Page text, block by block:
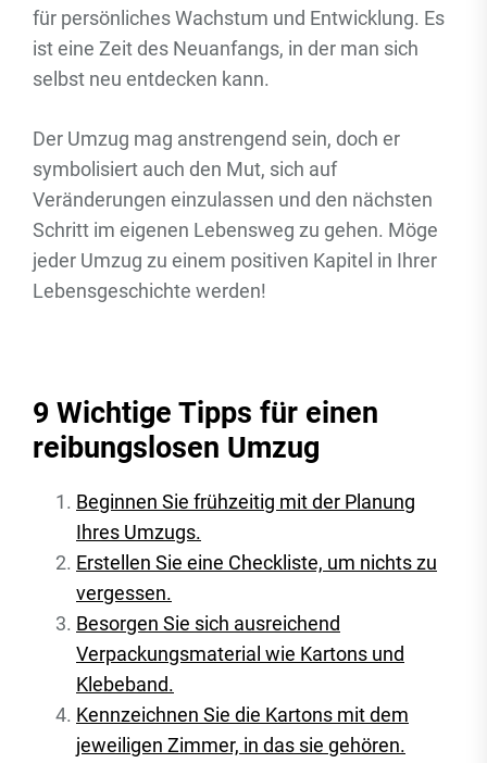
für persönliches Wachstum und Entwicklung. Es
ist eine Zeit des Neuanfangs, in der man sich
selbst neu entdecken kann.
Der Umzug mag anstrengend sein, doch er
symbolisiert auch den Mut, sich auf
Veränderungen einzulassen und den nächsten
Schritt im eigenen Lebensweg zu gehen. Möge
jeder Umzug zu einem positiven Kapitel in Ihrer
Lebensgeschichte werden!
9 Wichtige Tipps für einen
reibungslosen Umzug
Beginnen Sie frühzeitig mit der Planung
Ihres Umzugs.
Erstellen Sie eine Checkliste, um nichts zu
vergessen.
Besorgen Sie sich ausreichend
Verpackungsmaterial wie Kartons und
Klebeband.
Kennzeichnen Sie die Kartons mit dem
jeweiligen Zimmer, in das sie gehören.